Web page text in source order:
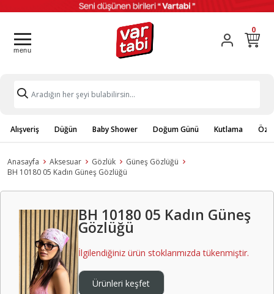
0
Alışveriş Düğün Baby Shower Doğum Günü Kutlama
Anasayfa Aksesuar Gözlük
Güneş Gözlüğü
BH 10180 05 Kadın Güneş Gözlüğü
BH 10180 05 Kadın Güneş
Gözlüğü
İlgilendiğiniz ürün stoklarımızda tükenmiştir.
Ürünleri keşfet